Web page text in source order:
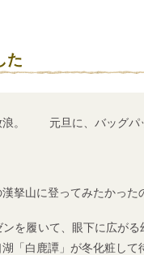
た
。 元旦に、バッグ
拏山に登ってみたかった
を履いて、眼下に広が
「白鹿譚」が冬化粧して